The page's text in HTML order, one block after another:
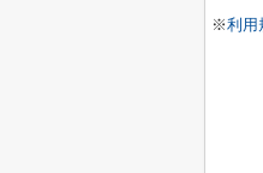
※利用